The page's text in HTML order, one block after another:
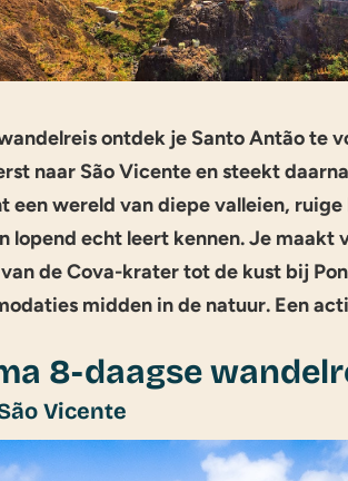
ontdek je Santo Antão te
naar São Vicente en steekt
een wereld van diepe valleien,
lopend echt leert kennen. Je maakt
de Cova-krater tot de kust bij
midden in de natuur. Een
8-daagse
Vicente